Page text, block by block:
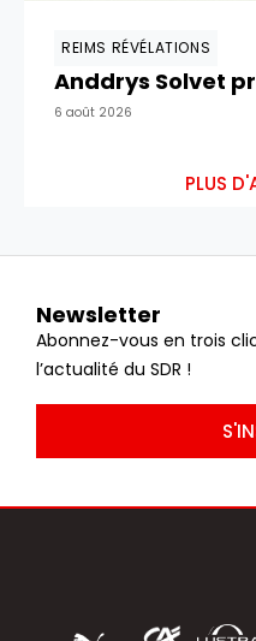
REIMS RÉVÉLATIONS
Anddrys Solvet
6 août 2026
PLUS
Newsletter
Abonnez-vous en trois
l’actualité du SDR !